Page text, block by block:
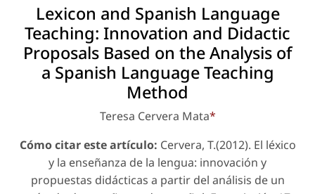
Lexicon and Spanish Language
Teaching: Innovation and Didactic
Proposals Based on the Analysis of
a Spanish Language Teaching
Method
Teresa Cervera Mata*
Cómo citar este artículo: Cervera, T.(2012). El léxico
y la enseñanza de la lengua: innovación y
propuestas didácticas a partir del análisis de un